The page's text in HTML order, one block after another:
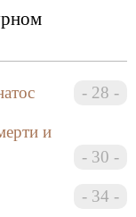
предъявления
В
возможность
языке
удержать
28
и
30
34